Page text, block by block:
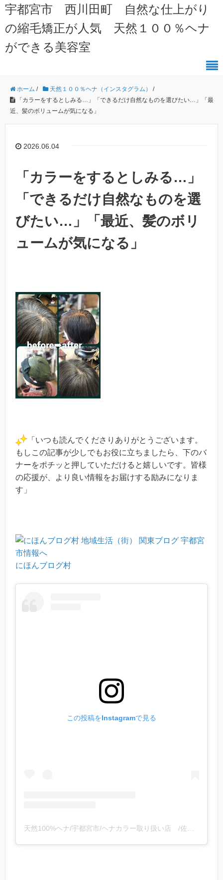
宇都宮市 西川田町 自然な仕上がり
の縮毛矯正が人気 天然１００％ヘナ
ができる美容室
ホーム / 天然１００％ヘナ（インスタグラム）
/
「カラーをするとしみる…」「できるだけ自然なものを選びたい…」「最
近、髪のボリュームが気になる」
2026.06.04
「カラーをするとしみる…」
「できるだけ自然なものを選
びたい…」「最近、髪のボリ
ュームが気になる」
「いつも読んでくださりありがとうございます。
もしこの記事が少しでもお役に立ちましたら、下のバ
ナーをポチッと押していただけると嬉しいです。皆様
の応援が、より良い情報をお届けする励みになりま
す」
にほんブログ村
この投稿をInstagramで見る
天然100%ヘナ/宇都宮市/ヘナカラー取り扱い店 /佐藤昭利(@2525suma.hena)がシェアした投稿